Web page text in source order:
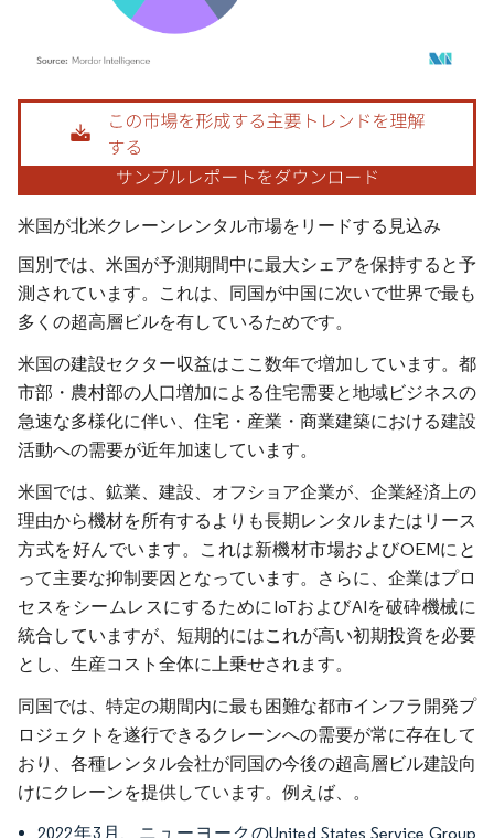
画像 © Mordor Intelligence。再利用にはCC BY 4.0の表示が必要です。
米国が北米クレーンレンタル市場をリードする見込み
国別では、米国が予測期間中に最大シェアを保持すると予
測されています。これは、同国が中国に次いで世界で最も
多くの超高層ビルを有しているためです。
米国の建設セクター収益はここ数年で増加しています。都
市部・農村部の人口増加による住宅需要と地域ビジネスの
急速な多様化に伴い、住宅・産業・商業建築における建設
活動への需要が近年加速しています。
米国では、鉱業、建設、オフショア企業が、企業経済上の
理由から機材を所有するよりも長期レンタルまたはリース
方式を好んでいます。これは新機材市場およびOEMにと
って主要な抑制要因となっています。さらに、企業はプロ
セスをシームレスにするためにIoTおよびAIを破砕機械に
統合していますが、短期的にはこれが高い初期投資を必要
とし、生産コスト全体に上乗せされます。
同国では、特定の期間内に最も困難な都市インフラ開発プ
ロジェクトを遂行できるクレーンへの需要が常に存在して
おり、各種レンタル会社が同国の今後の超高層ビル建設向
けにクレーンを提供しています。例えば、。
2022年3月、ニューヨークのUnited States Service Group